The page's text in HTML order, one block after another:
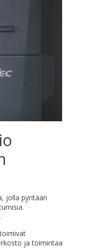
jolla pyritään
ja toimintaa